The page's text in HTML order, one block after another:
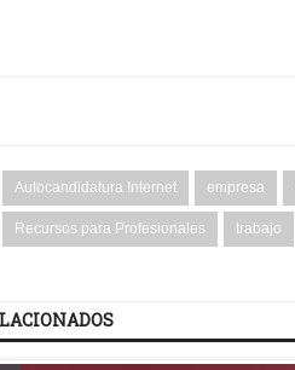
Autocandidatura Internet empresa
Recursos para Profesionales trabajo